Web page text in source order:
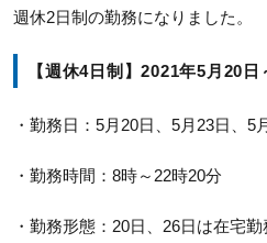
週休2日制の勤務になりました。
【週休4日制】2021年5月20日
・勤務日：5月20日、5月23日、5
・勤務時間：8時～22時20分
・勤務形態：20日、26日は在宅